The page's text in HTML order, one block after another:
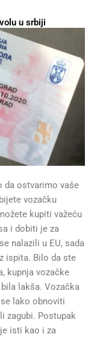
u srbiji
da ostvarimo vaše
vozačku
kupiti važeću
i dobiti je za
nalazili u EU, sada
ispita. Bilo da ste
kupnja vozačke
lakša. Vozačka
lako obnoviti
zagubi. Postupak
isti kao i za